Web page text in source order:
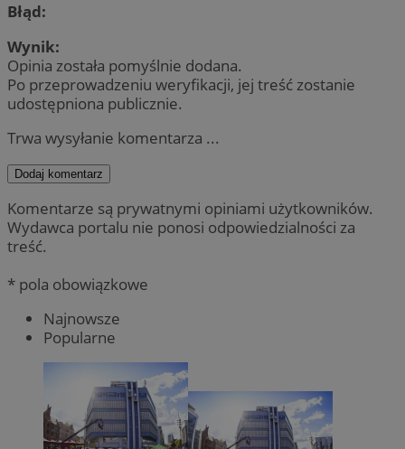
Błąd:
Wynik:
Opinia została pomyślnie dodana.
Po przeprowadzeniu weryfikacji, jej treść zostanie
udostępniona publicznie.
Trwa wysyłanie komentarza ...
Dodaj komentarz
Komentarze są prywatnymi opiniami użytkowników.
Wydawca portalu nie ponosi odpowiedzialności za
treść.
* pola obowiązkowe
Najnowsze
Popularne